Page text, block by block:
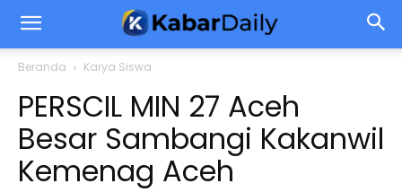
Beranda Karya Siswa
PERSCIL MIN 27 Aceh
Besar Sambangi Kakanwil
Kemenag Aceh